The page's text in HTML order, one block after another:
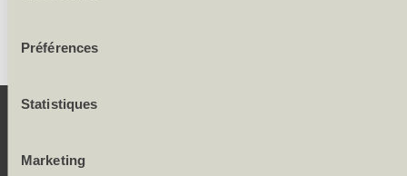
Préférences
Statistiques
Marketing